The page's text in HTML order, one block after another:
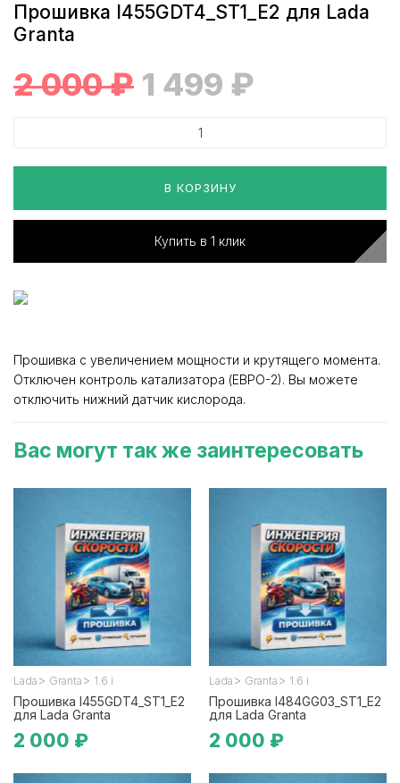
Прошивка I455GDT4_ST1_E2 для Lada
Granta
2 000₽ 1 499 ₽
В КОРЗИНУ
Купить в 1 клик
Прошивка с увеличением мощности и крутящего момента.
Отключен контроль катализатора (ЕВРО-2). Вы можете
отключить нижний датчик кислорода.
Вас могут так же заинтересовать
Lada > Granta > 1.6 i
Прошивка I455GDT4_ST1_E2
для Lada Granta
2 000 ₽
Lada > Granta > 1.6 i
Прошивка I484GG03_ST1_E2
для Lada Granta
2 000 ₽